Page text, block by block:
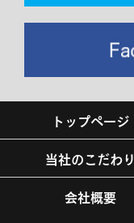
トップページ
当社のこだわり
会社概要